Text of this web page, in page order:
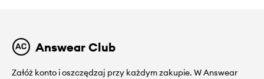
Answear Club
Załóż konto i oszczędzaj przy każdym zakupie. W Answear